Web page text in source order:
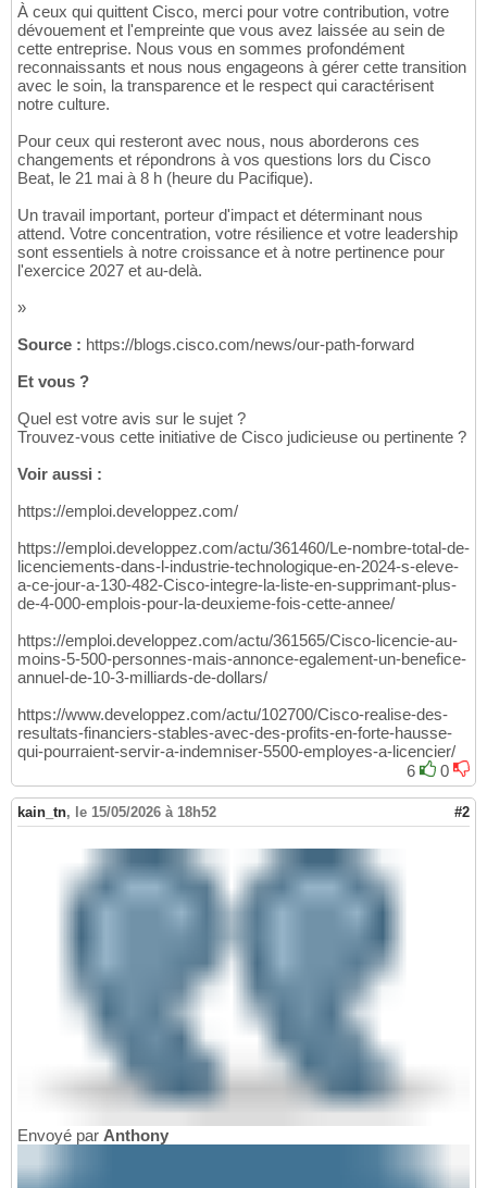
À ceux qui quittent Cisco, merci pour votre contribution, votre
dévouement et l'empreinte que vous avez laissée au sein de
cette entreprise. Nous vous en sommes profondément
reconnaissants et nous nous engageons à gérer cette transition
avec le soin, la transparence et le respect qui caractérisent
notre culture.
Pour ceux qui resteront avec nous, nous aborderons ces
changements et répondrons à vos questions lors du Cisco
Beat, le 21 mai à 8 h (heure du Pacifique).
Un travail important, porteur d'impact et déterminant nous
attend. Votre concentration, votre résilience et votre leadership
sont essentiels à notre croissance et à notre pertinence pour
l'exercice 2027 et au-delà.
»
Source : https://blogs.cisco.com/news/our-path-forward
Et vous ?
Quel est votre avis sur le sujet ?
Trouvez-vous cette initiative de Cisco judicieuse ou pertinente ?
Voir aussi :
https://emploi.developpez.com/
https://emploi.developpez.com/actu/361460/Le-nombre-total-de-
licenciements-dans-l-industrie-technologique-en-2024-s-eleve-
a-ce-jour-a-130-482-Cisco-integre-la-liste-en-supprimant-plus-
de-4-000-emplois-pour-la-deuxieme-fois-cette-annee/
https://emploi.developpez.com/actu/361565/Cisco-licencie-au-
moins-5-500-personnes-mais-annonce-egalement-un-benefice-
annuel-de-10-3-milliards-de-dollars/
https://www.developpez.com/actu/102700/Cisco-realise-des-
resultats-financiers-stables-avec-des-profits-en-forte-hausse-
qui-pourraient-servir-a-indemniser-5500-employes-a-licencier/
6
0
kain_tn, le 15/05/2026 à 18h52 #2
Envoyé par Anthony